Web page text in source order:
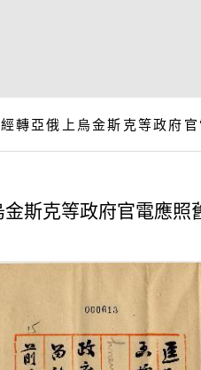
經轉亞俄上烏金斯克等政府
斯克等政府官電應照